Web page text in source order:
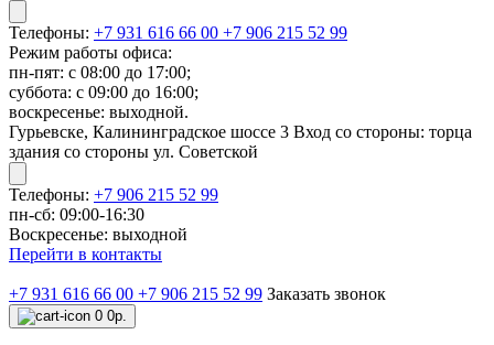
Телефоны: +7 931 616 66 00 +7 906 215 52 99
Режим работы офиса:
пн-пят: с 08:00 до 17:00;
суббота: с 09:00 до 16:00;
воскресенье: выходной.
Гурьевске, Калининградское шоссе 3 Вход со стороны: торца
здания со стороны ул. Советской
Телефоны: +7 906 215 52 99
пн-сб: 09:00-16:30
Воскресенье: выходной
Перейти в контакты
+7 931 616 66 00 +7 906 215 52 99 Заказать звонок
0 0р.